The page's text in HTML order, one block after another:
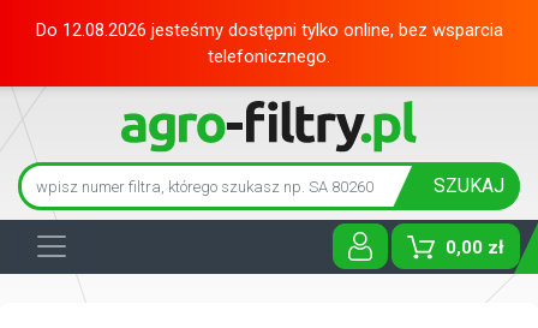
Do 12.08.2026 jesteśmy dostępni tylko online, bez wsparcia
telefonicznego.
SZUKAJ
0,00 zł
Toggle